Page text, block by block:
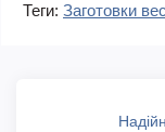
Теги: Заготовки